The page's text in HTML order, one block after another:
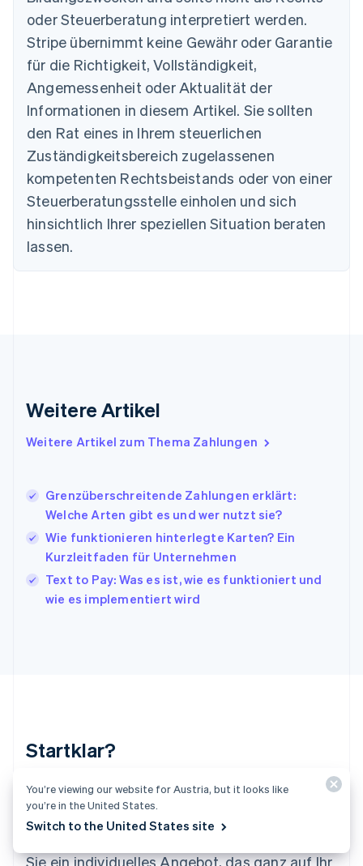
oder Steuerberatung interpretiert werden.
Stripe übernimmt keine Gewähr oder Garantie
für die Richtigkeit, Vollständigkeit,
Angemessenheit oder Aktualität der
Informationen in diesem Artikel. Sie sollten
den Rat eines in Ihrem steuerlichen
Zuständigkeitsbereich zugelassenen
kompetenten Rechtsbeistands oder von einer
Steuerberatungsstelle einholen und sich
hinsichtlich Ihrer speziellen Situation beraten
lassen.
Weitere Artikel
Weitere Artikel zum Thema Zahlungen
Grenzüberschreitende Zahlungen erklärt:
Welche Arten gibt es und wer nutzt sie?
Wie funktionieren hinterlegte Karten? Ein
Kurzleitfaden für Unternehmen
Text to Pay: Was es ist, wie es funktioniert und
wie es implementiert wird
Startklar?
Erstellen Sie direkt ein Konto und beginnen Sie
mit dem Akzeptieren von Zahlungen. Unser
Sie ein individuelles Angebot, das ganz auf Ihr
Brasilien
PortuguêsEnglish
Bulgarien
English
Dänemark
English
DeutschEnglish
Estland
English
Festlandchina
简体中文English
Finnland
Frankreich
FrançaisEnglish
English
Italien
Italiano English
EnglishFrançais
Kroatien
EnglishItaliano
Lettland
Liechtenstein
Deutsch English
Mexiko
Neuseeland
English
Nederlands English
Norwegen
You’re viewing our website for Austria, but it looks like
you’re in the United States.
Switch to the United States site